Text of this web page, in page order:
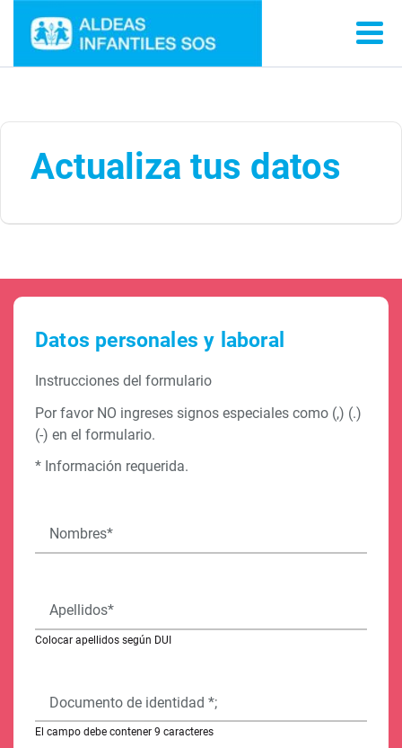
Actualiza tus datos
Datos personales y laboral
Instrucciones del formulario
Por favor NO ingreses signos especiales como (,) (.)
(-) en el formulario.
* Información requerida.
Nombres*
Apellidos*
Colocar apellidos según DUI
Documento de identidad *;
El campo debe contener 9 caracteres